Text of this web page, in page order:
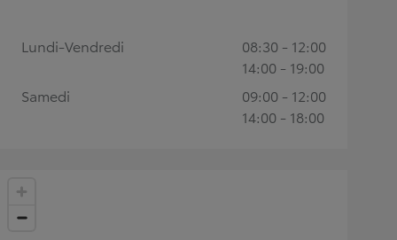
Lundi-Vendredi
08:30 - 12:00
14:00 - 19:00
Samedi
09:00 - 12:00
14:00 - 18:00